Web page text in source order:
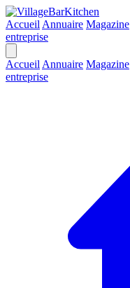
Accueil Annuaire Magazine
entreprise
Accueil Annuaire Magazine
entreprise